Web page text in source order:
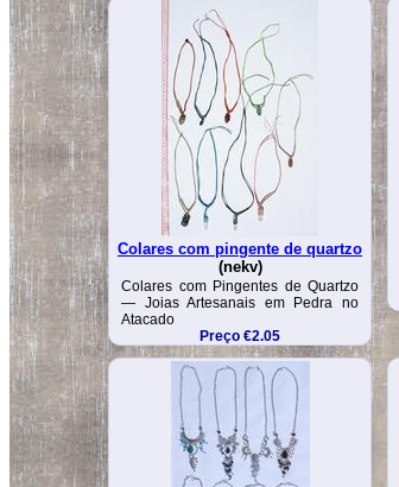
Colares com pingente de quartzo
(nekv)
Colares com Pingentes de Quartzo
— Joias Artesanais em Pedra no
Atacado
Preço €2.05